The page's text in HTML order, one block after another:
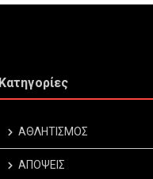
Κατηγορίες
ΑΘΛΗΤΙΣΜΟΣ
ΑΠΟΨΕΙΣ